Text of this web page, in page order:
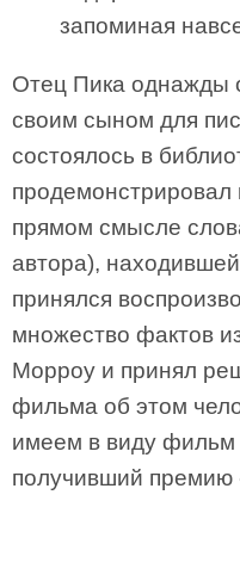
запоминая
Отец Пика однажды
своим сыном для
состоялось в
продемонстрировал
прямом смысле
автора),
принялся
множество фактов
Морроу и принял
фильма об этом
имеем в виду фильм
получивший премию